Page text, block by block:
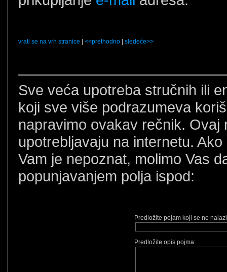
vrati se na vrh stranice <<prethodno sledeće>>
Sve veća upotreba stručnih ili
koji sve više podrazumeva
napravimo ovakav rečnik.
upotrebljavaju na internetu.
Vam je nepoznat, molimo Vas
popunjavanjem polja ispod:
Predložite pojam koji se ne
Predložite opis pojma: